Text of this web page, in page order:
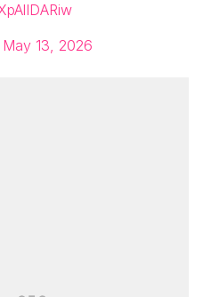
May 13, 2026